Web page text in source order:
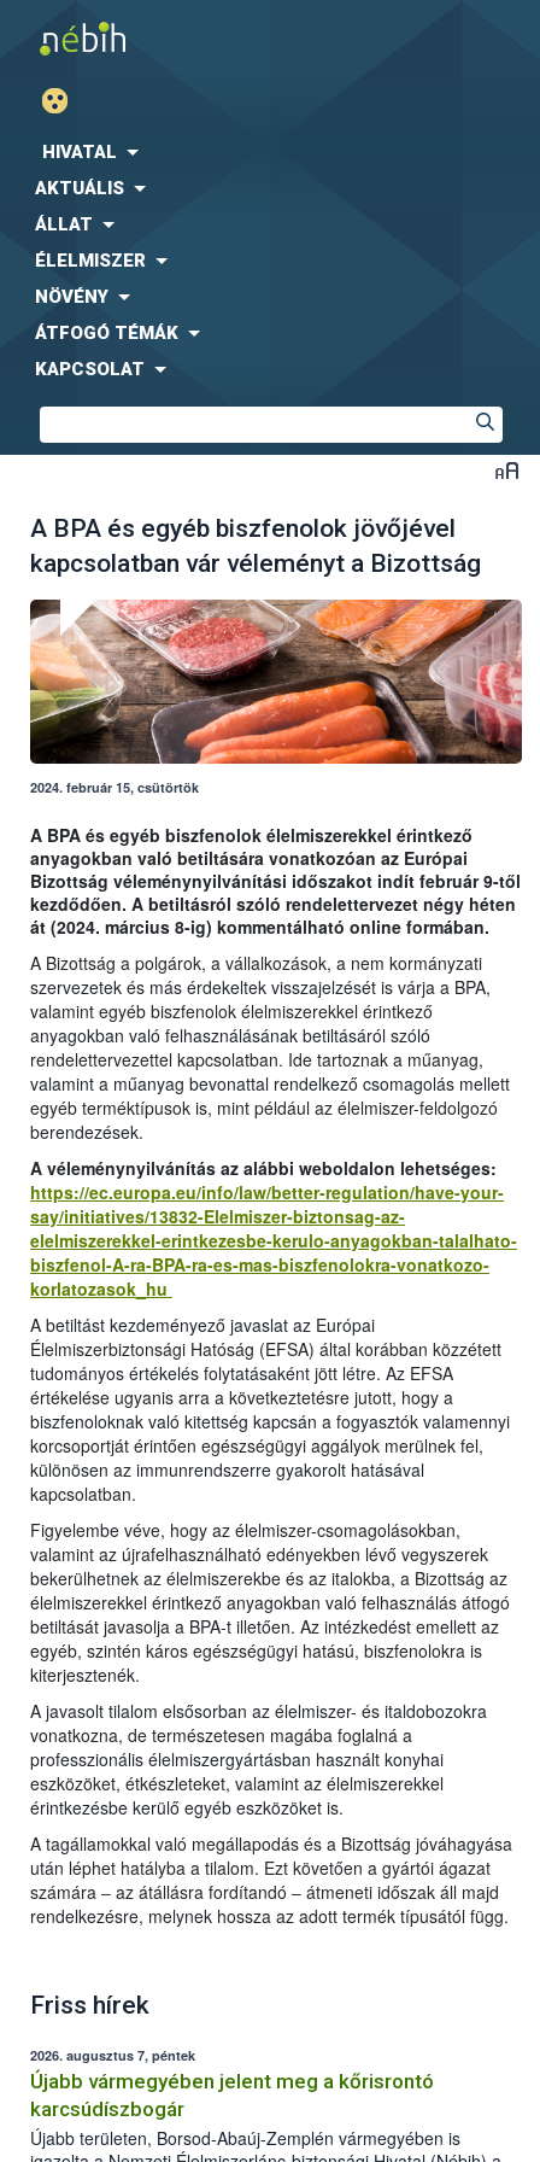
HIVATAL
AKTUÁLIS
ÁLLAT
ÉLELMISZER
NÖVÉNY
ÁTFOGÓ TÉMÁK
KAPCSOLAT
A BPA és egyéb biszfenolok jövőjével
kapcsolatban vár véleményt a Bizottság
2024. február 15, csütörtök
A BPA és egyéb biszfenolok élelmiszerekkel érintkező
anyagokban való betiltására vonatkozóan az Európai
Bizottság véleménynyilvánítási időszakot indít február 9-től
kezdődően. A betiltásról szóló rendelettervezet négy héten
át (2024. március 8-ig) kommentálható online formában.
A Bizottság a polgárok, a vállalkozások, a nem kormányzati
szervezetek és más érdekeltek visszajelzését is várja a BPA,
valamint egyéb biszfenolok élelmiszerekkel érintkező
anyagokban való felhasználásának betiltásáról szóló
rendelettervezettel kapcsolatban. Ide tartoznak a műanyag,
valamint a műanyag bevonattal rendelkező csomagolás mellett
egyéb terméktípusok is, mint például az élelmiszer-feldolgozó
berendezések.
A véleménynyilvánítás az alábbi weboldalon lehetséges:
https://ec.europa.eu/info/law/better-regulation/have-your-
say/initiatives/13832-Elelmiszer-biztonsag-az-
elelmiszerekkel-erintkezesbe-kerulo-anyagokban-talalhato-
biszfenol-A-ra-BPA-ra-es-mas-biszfenolokra-vonatkozo-
korlatozasok_hu
A betiltást kezdeményező javaslat az Európai
Élelmiszerbiztonsági Hatóság (EFSA) által korábban közzétett
tudományos értékelés folytatásaként jött létre. Az EFSA
értékelése ugyanis arra a következtetésre jutott, hogy a
biszfenoloknak való kitettség kapcsán a fogyasztók valamennyi
korcsoportját érintően egészségügyi aggályok merülnek fel,
különösen az immunrendszerre gyakorolt hatásával
kapcsolatban.
Figyelembe véve, hogy az élelmiszer-csomagolásokban,
valamint az újrafelhasználható edényekben lévő vegyszerek
bekerülhetnek az élelmiszerekbe és az italokba, a Bizottság az
élelmiszerekkel érintkező anyagokban való felhasználás átfogó
betiltását javasolja a BPA-t illetően. Az intézkedést emellett az
egyéb, szintén káros egészségügyi hatású, biszfenolokra is
kiterjesztenék.
A javasolt tilalom elsősorban az élelmiszer- és italdobozokra
vonatkozna, de természetesen magába foglalná a
professzionális élelmiszergyártásban használt konyhai
eszközöket, étkészleteket, valamint az élelmiszerekkel
érintkezésbe kerülő egyéb eszközöket is.
A tagállamokkal való megállapodás és a Bizottság jóváhagyása
után léphet hatályba a tilalom. Ezt követően a gyártói ágazat
számára ‒ az átállásra fordítandó ‒ átmeneti időszak áll majd
rendelkezésre, melynek hossza az adott termék típusától függ.
Friss hírek
2026. augusztus 7, péntek
Újabb vármegyében jelent meg a kőrisrontó
karcsúdíszbogár
Újabb területen, Borsod-Abaúj-Zemplén vármegyében is